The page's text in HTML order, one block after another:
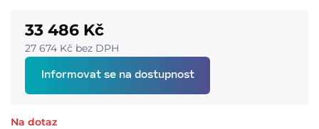
33 486 Kč
27 674 Kč bez DPH
Informovat se na dostupnost
Na dotaz